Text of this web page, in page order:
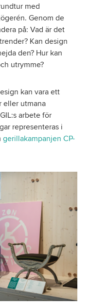
med
Genom de
på: Vad är det
Kan design
den? Hur kan
utrymme?
kan vara ett
eller utmana
arbete för
representeras i
gerillakampanjen CP-